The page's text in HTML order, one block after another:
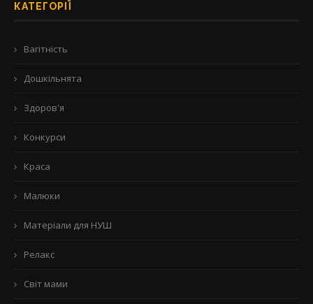
КАТЕГОРІЇ
Вагітність
Дошкільнята
Здоров'я
Конкурси
Краса
Малюки
Матеріали для НУШ
Релакс
Світ мами